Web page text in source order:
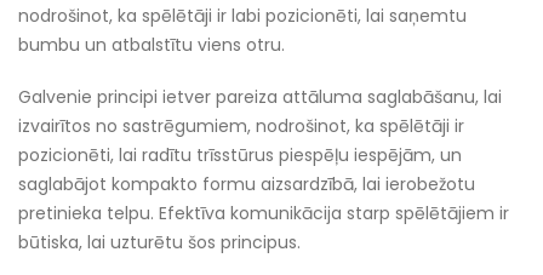
nodrošinot, ka spēlētāji ir labi pozicionēti, lai saņemtu
bumbu un atbalstītu viens otru.
Galvenie principi ietver pareiza attāluma saglabāšanu, lai
izvairītos no sastrēgumiem, nodrošinot, ka spēlētāji ir
pozicionēti, lai radītu trīsstūrus piespēļu iespējām, un
saglabājot kompakto formu aizsardzībā, lai ierobežotu
pretinieka telpu. Efektīva komunikācija starp spēlētājiem ir
būtiska, lai uzturētu šos principus.